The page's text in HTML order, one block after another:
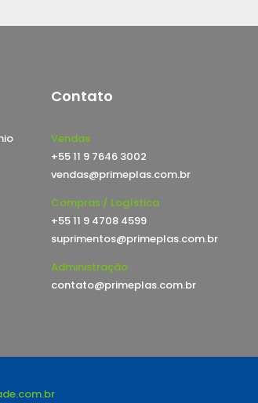
Contato
Vendas
+55 11 9 7646 3002
vendas@primeplas.com.br
Compras / Logística
+55 11 9 4708 4599
suprimentos@primeplas.com.br
Administração
contato@primeplas.com.br